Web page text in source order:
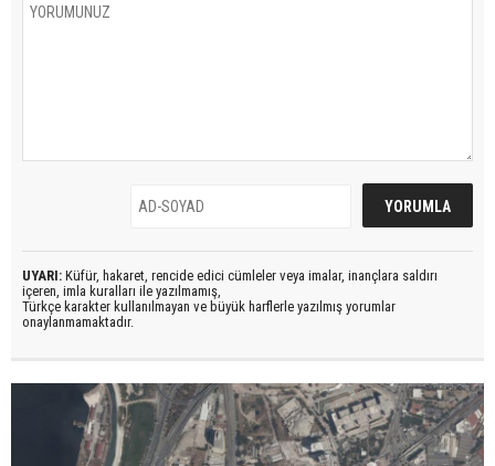
UYARI: Küfür, hakaret, rencide edici cümleler veya imalar, inançlara saldırı
içeren, imla kuralları ile yazılmamış,
Türkçe karakter kullanılmayan ve büyük harflerle yazılmış yorumlar
onaylanmamaktadır.